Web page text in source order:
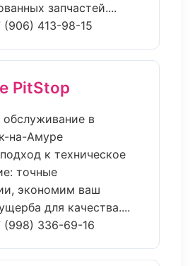
запчастей....
(906) 413-98-15
PitStop
обслуживание в
на-Амуре
к техническое
точные
экономим ваш
для качества....
(998) 336-69-16